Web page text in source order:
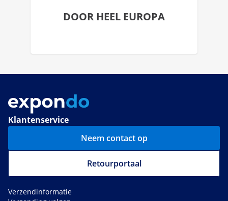
DOOR HEEL EUROPA
Klantenservice
Neem contact op
Retourportaal
Verzendinformatie